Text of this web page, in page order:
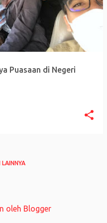
Puasaan di Negeri
oleh Blogger